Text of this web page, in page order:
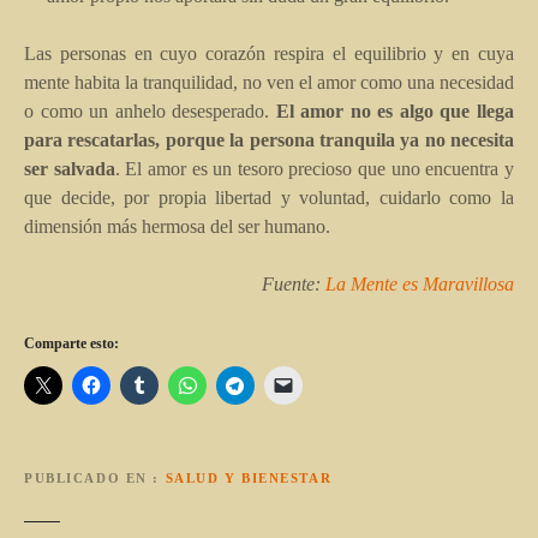
Las personas en cuyo corazón respira el equilibrio y en cuya
mente habita la tranquilidad, no ven el amor como una necesidad
o como un anhelo desesperado. El amor no es algo que llega
para rescatarlas, porque la persona tranquila ya no necesita
ser salvada. El amor es un tesoro precioso que uno encuentra y
que decide, por propia libertad y voluntad, cuidarlo como la
dimensión más hermosa del ser humano.
Fuente: La Mente es Maravillosa
Comparte esto:
PUBLICADO EN SALUD Y BIENESTAR